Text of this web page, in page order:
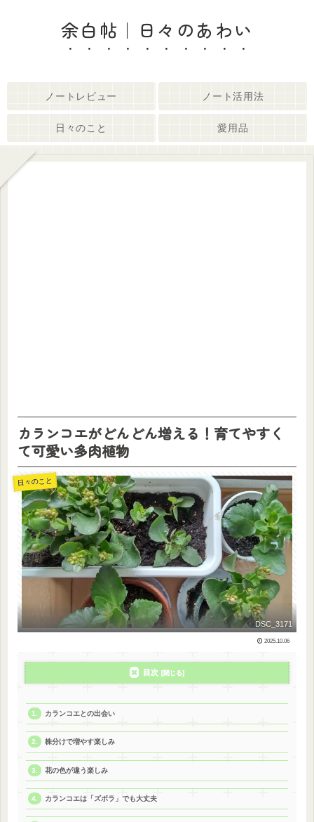
余白帖｜日々のあわい
ノートレビュー ノート活用法
日々のこと 愛用品
カランコエがどんどん増える！育てやすく
て可愛い多肉植物
日々のこと
DSC_3171
2025.10.06
目次
カランコエとの出会い
株分けで増やす楽しみ
花の色が違う楽しみ
カランコエは「ズボラ」でも大丈夫